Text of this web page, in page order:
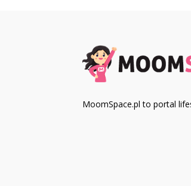
MoomSpace.pl to portal